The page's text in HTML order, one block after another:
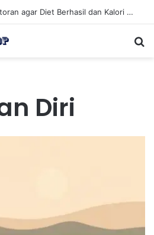
Strategi Makan di Restoran agar Diet Berhasil dan Kalori Tetap Terkontrol
Diri